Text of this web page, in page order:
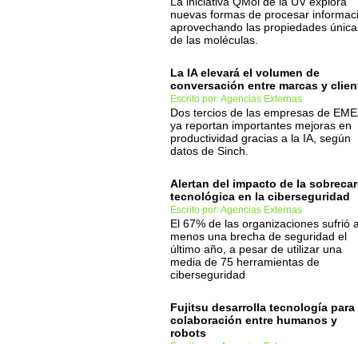
nuevas formas de procesar
aprovechando las propiedades
de las moléculas.
La IA elevará el volumen de
conversación entre marcas y
Escrito por: Agencias Externas
Dos tercios de las empresas de
ya reportan importantes mejoras en
productividad gracias a la IA, según
datos de Sinch.
Alertan del impacto de la
tecnológica en la ciberseguridad
Escrito por: Agencias Externas
El 67% de las organizaciones sufrió
menos una brecha de seguridad el
último año, a pesar de utilizar una
media de 75 herramientas de
ciberseguridad
Fujitsu desarrolla tecnología para
colaboración entre humanos y
robots